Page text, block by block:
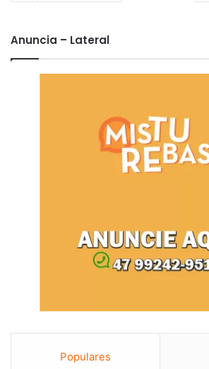
Anuncia – Lateral
Populares